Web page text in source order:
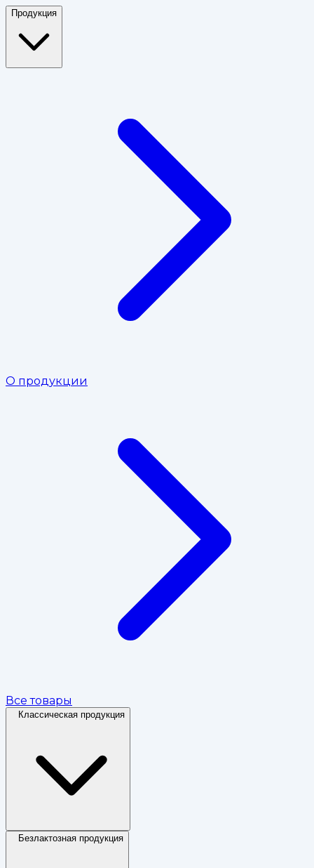
Продукция
О продукции
Все товары
Классическая продукция
Безлактозная продукция